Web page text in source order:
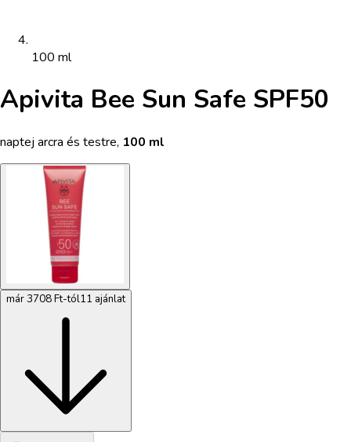
100 ml
Apivita Bee Sun Safe SPF50
naptej arcra és testre, 100 ml
már 3708 Ft-tól11 ajánlat